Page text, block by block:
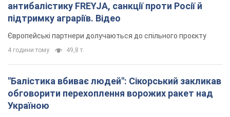
антибалістику FREYJA, санкції проти Росії й
підтримку аграріїв. Відео
Європейські партнери долучаються до спільного проєкту
4 години тому 49,8 т.
"Балістика вбиває людей": Сікорський закликав
обговорити перехоплення ворожих ракет над
Україною